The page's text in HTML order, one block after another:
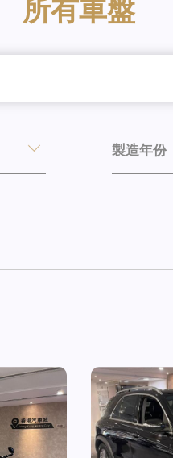
所有車盤
製造年份